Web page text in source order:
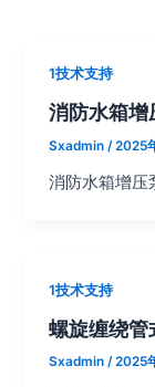
1技术支持
消防水箱增
Sxadmin/2025
消防水箱增
1技术支持
螺旋缠绕管
Sxadmin/2025